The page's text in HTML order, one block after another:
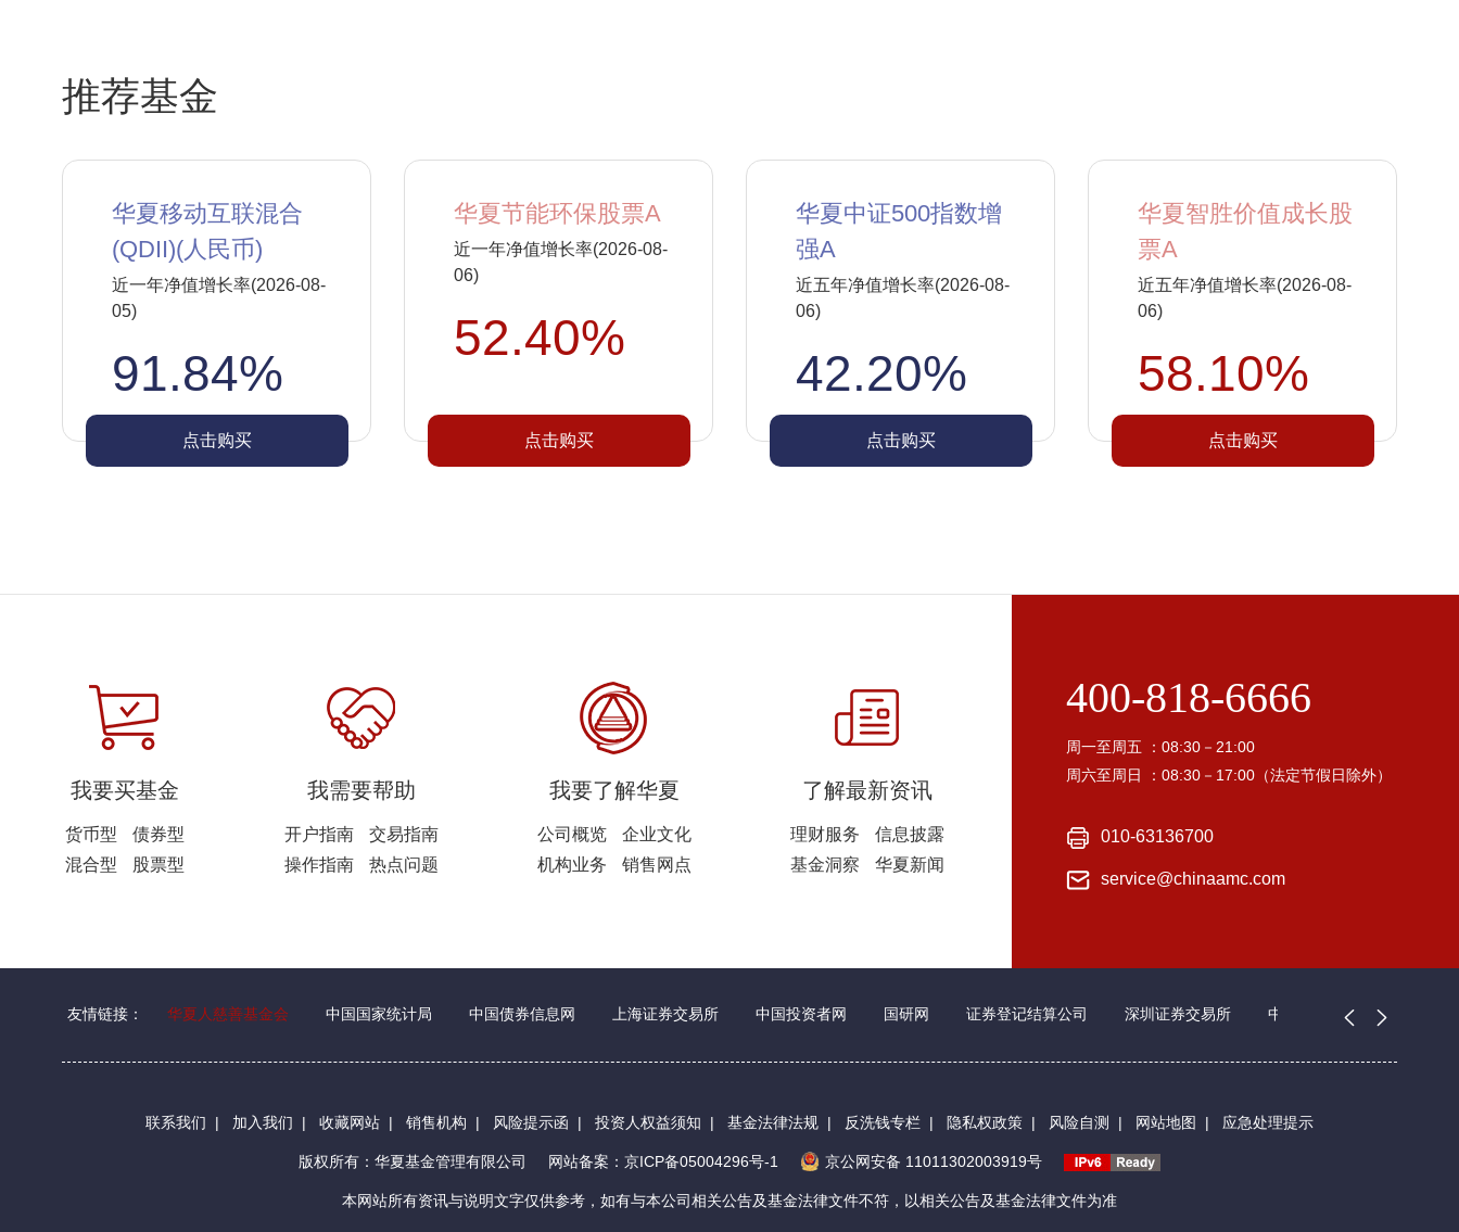
推荐基金
华夏移动互联混合
(QDII)(人民币)
近一年净值增长率(2026-08-
05)
91.84%
点击购买
华夏节能环保股票A
近一年净值增长率(2026-08-
06)
52.40%
点击购买
华夏中证500指数增
强A
近五年净值增长率(2026-08-
06)
42.20%
点击购买
华夏智胜价值成长股
票A
近五年净值增长率(2026-08-
06)
58.10%
点击购买
我要买基金
货币型
债券型
混合型
股票型
我需要帮助
开户指南
交易指南
操作指南
热点问题
我要了解华夏
公司概览
企业文化
机构业务
销售网点
了解最新资讯
理财服务
信息披露
基金洞察
华夏新闻
400-818-6666
周一至周五 ：08:30－21:00
周六至周日 ：08:30－17:00（法定节假日除外）
010-63136700
service@chinaamc.com
友情链接： 华夏人慈善基金会 中国国家统计局 中国债券信息网 上海证券交易所 中国投资者网 国研网 证券登记结算公司 深圳证券交易所 中国证券业协会
联系我们 | 加入我们 | 收藏网站 | 销售机构 | 风险提示函 | 投资人权益须知 | 基金法律法规 | 反洗钱专栏 | 隐私权政策 | 风险自测 | 网站地图 | 应急处理提示
版权所有：华夏基金管理有限公司 网站备案：京ICP备05004296号-1 京公网安备 11011302003919号
本网站所有资讯与说明文字仅供参考，如有与本公司相关公告及基金法律文件不符，以相关公告及基金法律文件为准